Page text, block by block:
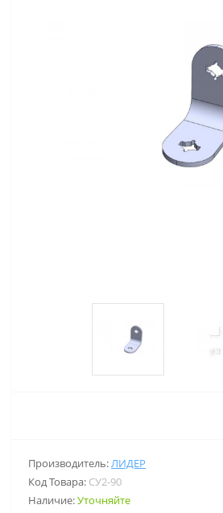
Производитель:ЛИДЕР
Код Товара: СУ2-90
Наличие:Уточняйте